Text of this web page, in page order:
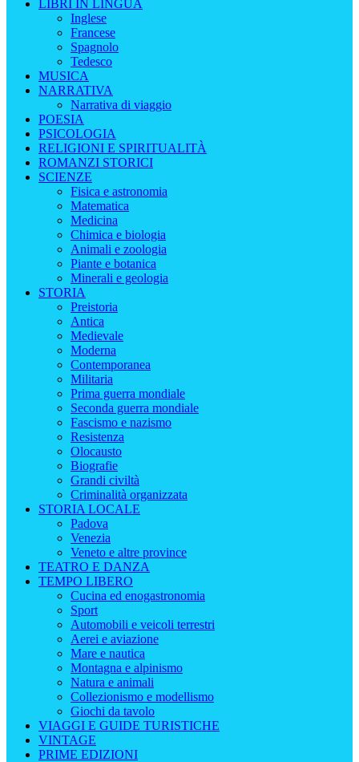
LIBRI IN LINGUA
Inglese
Francese
Spagnolo
Tedesco
MUSICA
NARRATIVA
Narrativa di viaggio
POESIA
PSICOLOGIA
RELIGIONI E SPIRITUALITÀ
ROMANZI STORICI
SCIENZE
Fisica e astronomia
Matematica
Medicina
Chimica e biologia
Animali e zoologia
Piante e botanica
Minerali e geologia
STORIA
Preistoria
Antica
Medievale
Moderna
Contemporanea
Militaria
Prima guerra mondiale
Seconda guerra mondiale
Fascismo e nazismo
Resistenza
Olocausto
Biografie
Grandi civiltà
Criminalità organizzata
STORIA LOCALE
Padova
Venezia
Veneto e altre province
TEATRO E DANZA
TEMPO LIBERO
Cucina ed enogastronomia
Sport
Automobili e veicoli terrestri
Aerei e aviazione
Mare e nautica
Montagna e alpinismo
Natura e animali
Collezionismo e modellismo
Giochi da tavolo
VIAGGI E GUIDE TURISTICHE
VINTAGE
PRIME EDIZIONI